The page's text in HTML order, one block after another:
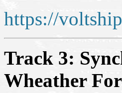
https://
Track 3:
Wheather